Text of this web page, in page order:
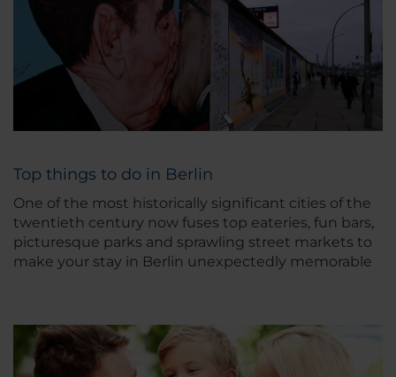
Top things to do in Berlin
One of the most historically significant cities of the
twentieth century now fuses top eateries, fun bars,
picturesque parks and sprawling street markets to
make your stay in Berlin unexpectedly memorable